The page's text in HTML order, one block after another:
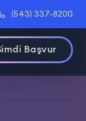
(543) 337-8200
Başvur